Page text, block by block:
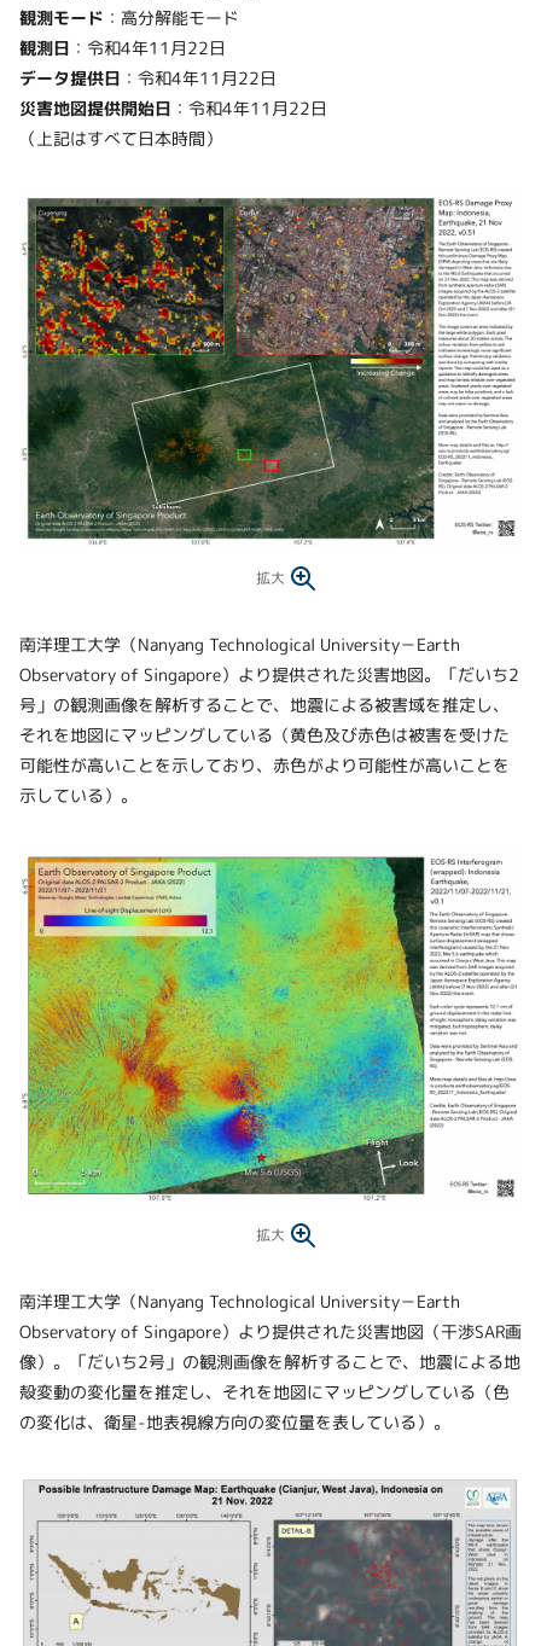
観測モード ：高分解能モード
観測日 ：令和4年11月22日
データ提供日 ：令和4年11月22日
災害地図提供開始日 ：令和4年11月22日
（上記はすべて日本時間）
拡大
南洋理工大学（Nanyang Technological University－Earth
Observatory of Singapore）より提供された災害地図。「だいち2
号」の観測画像を解析することで、地震による被害域を推定し、
それを地図にマッピングしている（黄色及び赤色は被害を受けた
可能性が高いことを示しており、赤色がより可能性が高いことを
示している）。
拡大
南洋理工大学（Nanyang Technological University－Earth
Observatory of Singapore）より提供された災害地図（干渉SAR画
像）。「だいち2号」の観測画像を解析することで、地震による地
殻変動の変化量を推定し、それを地図にマッピングしている（色
の変化は、衛星-地表視線方向の変位量を表している）。